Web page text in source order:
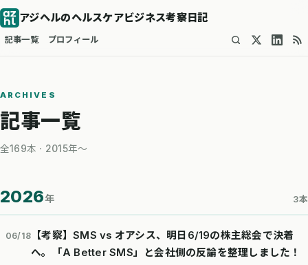
アジヘルのヘルスケアビジネス考察日記
記事一覧 プロフィール
ARCHIVES
記事一覧
全169本 · 2015年〜
2026年 3本
06/18
【考察】SMS vs オアシス、明日6/19の株主総会で決着
へ。「A Better SMS」と会社側の反論を整理しました！